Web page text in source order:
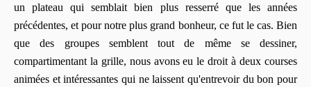
un plateau qui semblait bien plus resserré que les années
précédentes, et pour notre plus grand bonheur, ce fut le cas. Bien
que des groupes semblent tout de même se dessiner,
compartimentant la grille, nous avons eu le droit à deux courses
animées et intéressantes qui ne laissent qu'entrevoir du bon pour